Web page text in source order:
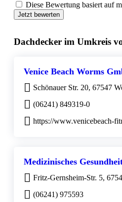
Diese Bewertung basiert auf
Jetzt bewerten
Dachdecker im Umkreis
Venice Beach Worms
Schönauer Str. 20, 67547
(06241) 849319-0
https://www.venicebeach-
Medizinisches
Fritz-Gernsheim-Str. 5,
(06241) 975593